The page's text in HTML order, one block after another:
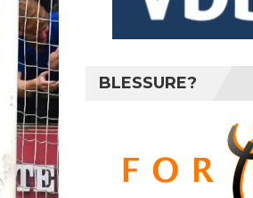
BLESSURE?